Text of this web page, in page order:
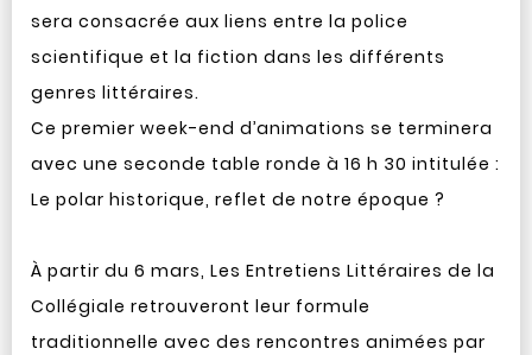
sera consacrée aux liens entre la police
scientifique et la fiction dans les différents
genres littéraires.
Ce premier week-end d’animations se terminera
avec une seconde table ronde à 16 h 30 intitulée :
Le polar historique, reflet de notre époque ?
À partir du 6 mars, Les Entretiens Littéraires de la
Collégiale retrouveront leur formule
traditionnelle avec des rencontres animées par